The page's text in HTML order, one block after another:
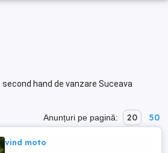
hand de vanzare Suceava
Anunțuri pe pagină: 20 50
vind moto